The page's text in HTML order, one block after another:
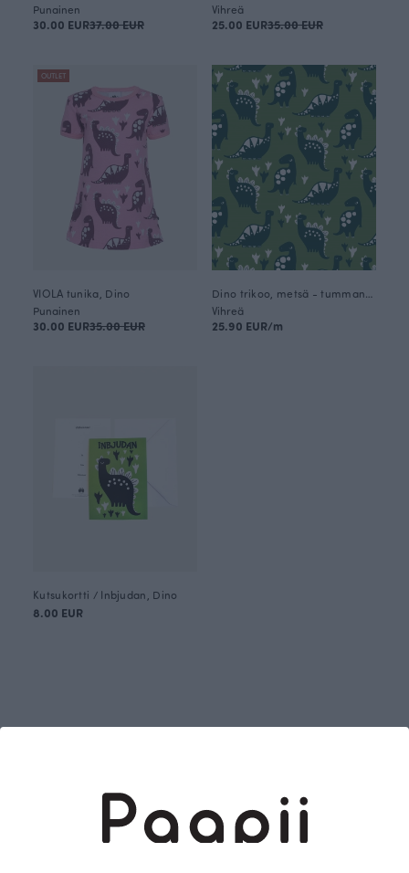
Punainen
30.00 EUR37.00 EUR
Vihreä
25.00 EUR35.00 EUR
OUTLET
VIOLA tunika, Dino
Punainen
30.00 EUR35.00 EUR
Vihreä
25.90 EUR/m
Kutsukortti / Inbjudan, Dino
8.00 EUR
Suunnittelija: Anniina Isokangas (2016)
Satoja miljoonia vuosia sitten maapallolla
tömistelleet hirmuliskot lukeutuvat Paapiin
rakastetuimpiin kuoseihin. Dino-kuosi muodostuu